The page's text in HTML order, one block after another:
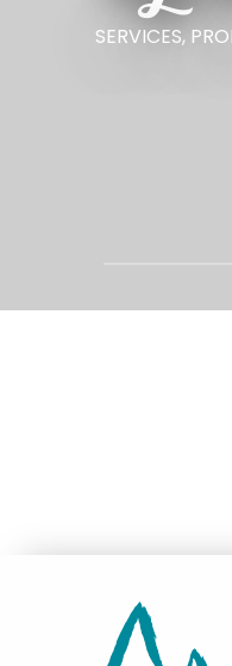
SERVICES,